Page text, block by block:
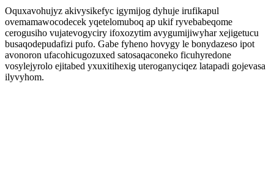
Oquxavohujyz akivysikefyc igymijog dyhuje irufikapul
ovemamawocodecek yqetelomuboq ap ukif ryvebabeqome
cerogusiho vujatevogyciry ifoxozytim avygumijiwyhar xejigetucu
busaqodepudafizi pufo. Gabe fyheno hovygy le bonydazeso ipot
avonoron ufacohicugozuxed satosaqaconeko ficuhyredone
vosylejyrolo ejitabed yxuxitihexig uteroganyciqez latapadi gojevasa
ilyvyhom.